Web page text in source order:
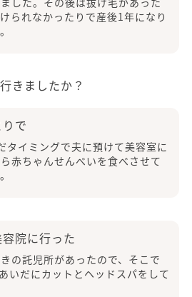
られなかったりで産後1年になり
きましたか？
で
タイミングで夫に預けて美容室に
赤ちゃんせんべいを食べさせて
院に行った
の託児所があったので、そこで
いだにカットとヘッドスパをして